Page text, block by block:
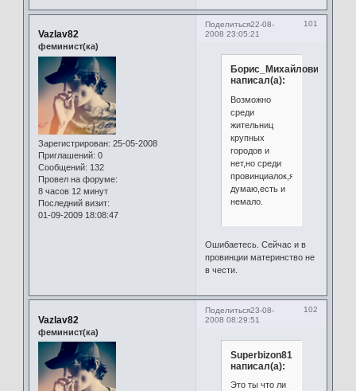
Поделиться 101
22-08-
2008 23:05:21
Vazlav82
феминист(ка)
Зарегистрирован: 25-05-2008
Приглашений: 0
Сообщений: 132
Провел на форуме:
8 часов 12 минут
Последний визит:
01-09-2009 18:08:47
Борис_Михайлович
написал(а):
Возможно
среди
жительниц
крупных
городов и
нет,но среди
провинциалок,я
думаю,есть и
немало.
Ошибаетесь. Сейчас и в
провинции материнство не
в чести.
Поделиться 102
23-08-
2008 08:29:51
Vazlav82
феминист(ка)
Superbizon81
написал(а):
Это ты что ли